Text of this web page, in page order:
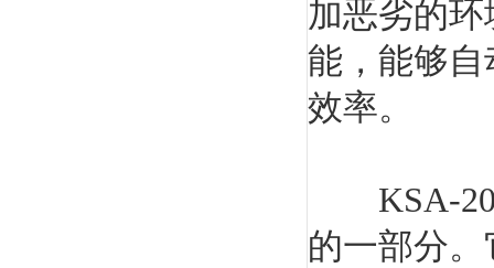
加恶劣的
能，能够
效率。
KSA-
的一部分